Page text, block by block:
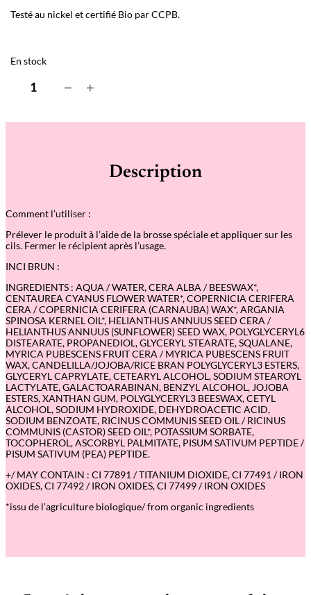
Testé au nickel et certifié Bio par CCPB.
En stock
s
a
r
D
o
u
b
l
e
D
r
e
a
m
B
r
u
n
-
P
u
r
o
B
i
− +
Description
Comment l’utiliser :
Prélever le produit à l’aide de la brosse spéciale et appliquer sur les
cils. Fermer le récipient après l’usage.
INCI BRUN :
INGREDIENTS : AQUA / WATER, CERA ALBA / BEESWAX*,
CENTAUREA CYANUS FLOWER WATER*, COPERNICIA CERIFERA
CERA / COPERNICIA CERIFERA (CARNAUBA) WAX*, ARGANIA
SPINOSA KERNEL OIL*, HELIANTHUS ANNUUS SEED CERA /
HELIANTHUS ANNUUS (SUNFLOWER) SEED WAX, POLYGLYCERYL6
DISTEARATE, PROPANEDIOL, GLYCERYL STEARATE, SQUALANE,
MYRICA PUBESCENS FRUIT CERA / MYRICA PUBESCENS FRUIT
WAX, CANDELILLA/JOJOBA/RICE BRAN POLYGLYCERYL3 ESTERS,
GLYCERYL CAPRYLATE, CETEARYL ALCOHOL, SODIUM STEAROYL
LACTYLATE, GALACTOARABINAN, BENZYL ALCOHOL, JOJOBA
ESTERS, XANTHAN GUM, POLYGLYCERYL3 BEESWAX, CETYL
ALCOHOL, SODIUM HYDROXIDE, DEHYDROACETIC ACID,
SODIUM BENZOATE, RICINUS COMMUNIS SEED OIL / RICINUS
COMMUNIS (CASTOR) SEED OIL*, POTASSIUM SORBATE,
TOCOPHEROL, ASCORBYL PALMITATE, PISUM SATIVUM PEPTIDE /
PISUM SATIVUM (PEA) PEPTIDE.
+/ MAY CONTAIN : CI 77891 / TITANIUM DIOXIDE, CI 77491 / IRON
OXIDES, CI 77492 / IRON OXIDES, CI 77499 / IRON OXIDES
*issu de l’agriculture biologique/ from organic ingredients